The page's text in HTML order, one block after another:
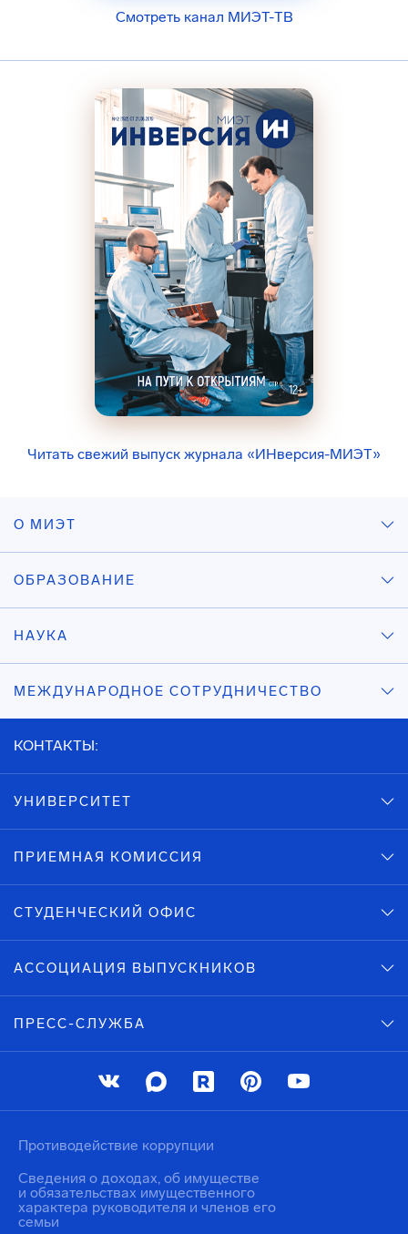
Смотреть канал МИЭТ-ТВ
Читать свежий выпуск журнала «ИНверсия-МИЭТ»
О МИЭТ
ОБРАЗОВАНИЕ
НАУКА
МЕЖДУНАРОДНОЕ СОТРУДНИЧЕСТВО
КОНТАКТЫ:
УНИВЕРСИТЕТ
ПРИЕМНАЯ КОМИССИЯ
СТУДЕНЧЕСКИЙ ОФИС
АССОЦИАЦИЯ ВЫПУСКНИКОВ
ПРЕСС-СЛУЖБА
Противодействие коррупции
Сведения о доходах, об имуществе
и обязательствах имущественного
характера руководителя и членов его
семьи